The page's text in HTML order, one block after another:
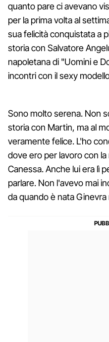
quanto pare ci avevano
per la prima volta al
sua felicità conquistata a
storia con Salvatore
napoletana di "Uomini e
incontri con il sexy
Sono molto serena. Non
storia con Martin, ma al
veramente felice. L'ho
dove ero per lavoro con la
Canessa. Anche lui era lì
parlare. Non l'avevo mai
da quando è nata